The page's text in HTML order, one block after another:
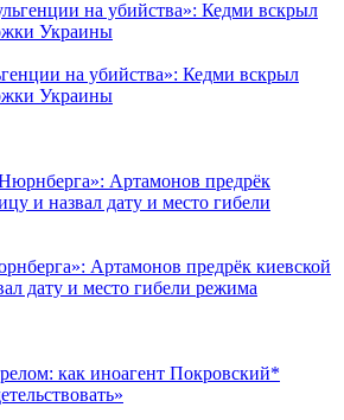
на убийства»: Кедми вскрыл
Украины
Артамонов предрёк киевской
дату и место гибели режима